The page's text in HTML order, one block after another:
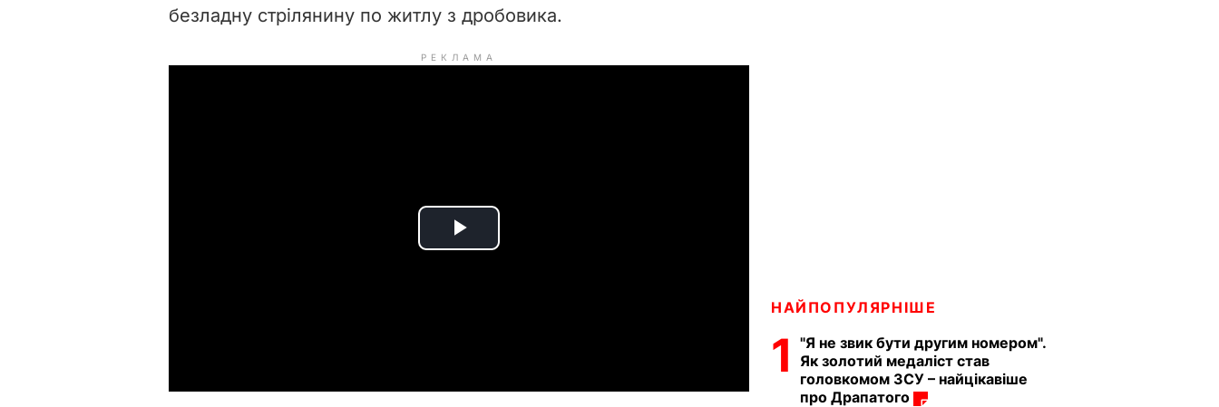
безладну стрілянину по житлу з дробовика.
РЕКЛАМА
P
НАЙПОПУЛЯРНІШЕ
1
"Я не звик бути другим номером".
Як золотий медаліст став
головкомом ЗСУ – найцікавіше
про Драпатого